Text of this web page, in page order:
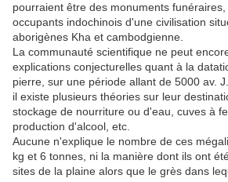
pourraient être des monuments
occupants indochinois d'une civilisation
aborigènes Kha et cambodgienne.
La communauté scientifique ne peut
explications conjecturelles quant à la
pierre, sur une période allant de 5000 av.
il existe plusieurs théories sur leur
stockage de nourriture ou d'eau, cuves à
production d'alcool, etc.
Aucune n'explique le nombre de ces
kg et 6 tonnes, ni la manière dont ils ont
sites de la plaine alors que le grès dans